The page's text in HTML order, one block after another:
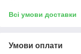
Всі умови доставки
Умови оплати